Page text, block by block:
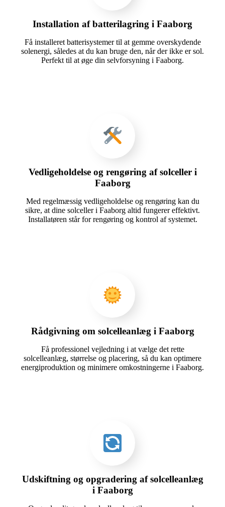
Installation af batterilagring i Faaborg
Få installeret batterisystemer til at gemme overskydende
solenergi, således at du kan bruge den, når der ikke er sol.
Perfekt til at øge din selvforsyning i Faaborg.
Vedligeholdelse og rengøring af solceller i
Faaborg
Med regelmæssig vedligeholdelse og rengøring kan du
sikre, at dine solceller i Faaborg altid fungerer effektivt.
Installatøren står for rengøring og kontrol af systemet.
Rådgivning om solcelleanlæg i Faaborg
Få professionel vejledning i at vælge det rette
solcelleanlæg, størrelse og placering, så du kan optimere
energiproduktion og minimere omkostningerne i Faaborg.
Udskiftning og opgradering af solcelleanlæg
i Faaborg